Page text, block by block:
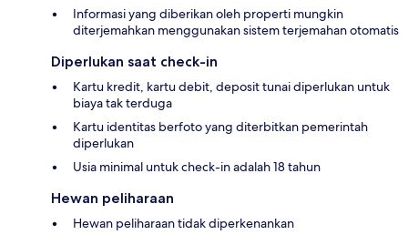
Informasi yang diberikan oleh properti mungkin
diterjemahkan menggunakan sistem terjemahan otomatis
Diperlukan saat check-in
Kartu kredit, kartu debit, deposit tunai diperlukan untuk
biaya tak terduga
Kartu identitas berfoto yang diterbitkan pemerintah
diperlukan
Usia minimal untuk check-in adalah 18 tahun
Hewan peliharaan
Hewan peliharaan tidak diperkenankan